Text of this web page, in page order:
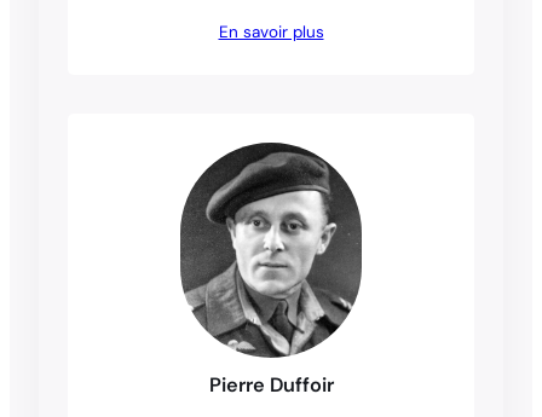
En savoir plus
Pierre Duffoir